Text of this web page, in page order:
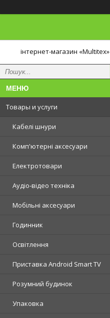
інтернет-магазин «Multitex»
Товары и услуги
Кабелі шнури
Комп'ютерні аксесуари
Електротовари
Аудіо-відео техніка
Мобільні аксесуари
Годинник
Освітлення
Приставка Android Smart TV
Розумний будинок
Упаковка